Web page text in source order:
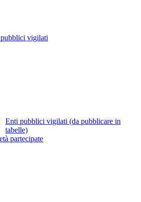
vigilati
Enti pubblici vigilati (da pubblicare in
tabelle)
partecipate